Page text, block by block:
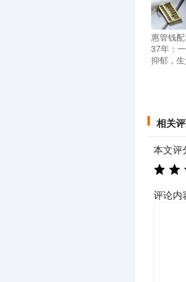
惠管钱
37年：
抑郁，
相关
本文评
评论内